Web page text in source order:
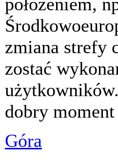
zmiana strefy
zostać
dobry
Góra